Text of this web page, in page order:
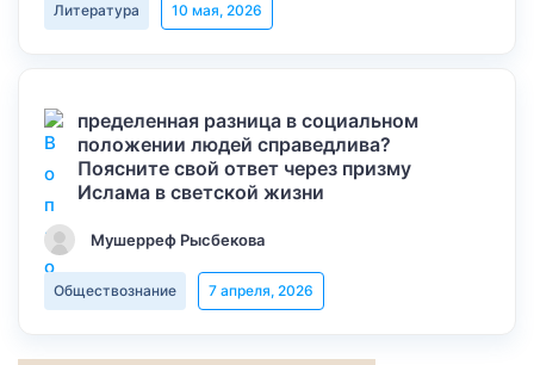
Литература 10 мая, 2026
пределенная разница в социальном
положении людей справедлива?
Поясните свой ответ через призму
Ислама в светской жизни
Мушерреф Рысбекова
Обществознание 7 апреля, 2026